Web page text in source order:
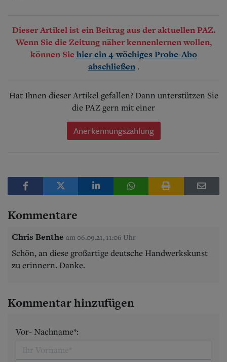
Dieser Artikel ist ein Beitrag aus der aktuellen PAZ.
Wenn Sie die Zeitung näher kennenlernen wollen,
können Sie hier ein 4-wöchiges Probe-Abo
abschließen .
Hat Ihnen dieser Artikel gefallen? Dann unterstützen Sie
die PAZ gern mit einer
Anerkennungszahlung
Kommentare
Chris Benthe am 06.09.21, 11:06 Uhr
Schön, an diese großartige deutsche Handwerkskunst
zu erinnern. Danke.
Kommentar hinzufügen
Vor- Nachname*: